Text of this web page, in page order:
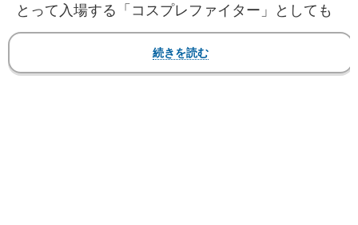
とって入場する「コスプレファイター」としても
人気を博した。